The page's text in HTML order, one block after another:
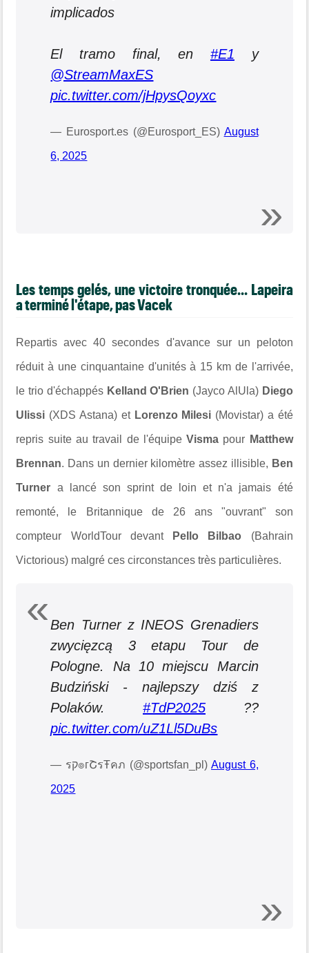
implicados
El tramo final, en #E1 y
@StreamMaxES
pic.twitter.com/jHpysQoyxc
— Eurosport.es (@Eurosport_ES) August
6, 2025
Les temps gelés, une victoire tronquée... Lapeira
a terminé l'étape, pas Vacek
Repartis avec 40 secondes d'avance sur un peloton
réduit à une cinquantaine d'unités à 15 km de l'arrivée,
le trio d'échappés Kelland O'Brien (Jayco AlUla) Diego
Ulissi (XDS Astana) et Lorenzo Milesi (Movistar) a été
repris suite au travail de l'équipeVisma pour Matthew
Brennan. Dans un dernier kilomètre assez illisible, Ben
Turner a lancé son sprint de loin et n'a jamais été
remonté, le Britannique de 26 ans "ouvrant" son
compteur WorldTour devant Pello Bilbao (Bahrain
Victorious) malgré ces circonstances très particulières.
Ben Turner z INEOS Grenadiers
zwycięzcą 3 etapu Tour de
Pologne. Na 10 miejscu Marcin
Budziński - najlepszy dziś z
Polaków. #TdP2025 ??
pic.twitter.com/uZ1Ll5DuBs
— รק๏гՇรŦคภ (@sportsfan_pl)August 6,
2025